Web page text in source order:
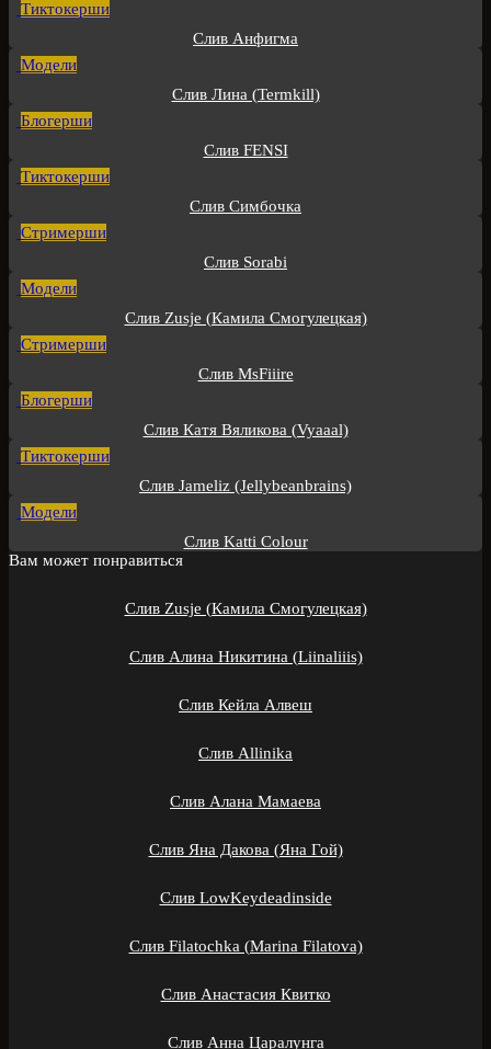
Тиктокерши
Слив Анфигма
Модели
Слив Лина (Termkill)
Блогерши
Слив FENSI
Тиктокерши
Слив Симбочка
Стримерши
Слив Sorabi
Модели
Слив Zusje (Камила Смогулецкая)
Стримерши
Слив MsFiiire
Блогерши
Слив Катя Вяликова (Vyaaal)
Тиктокерши
Слив Jameliz (Jellybeanbrains)
Модели
Слив Katti Colour
Вам может понравиться
Слив Zusje (Камила Смогулецкая)
Слив Алина Никитина (Liinaliiis)
Слив Кейла Алвеш
Слив Allinika
Слив Алана Мамаева
Слив Яна Дакова (Яна Гой)
Слив LowKeydeadinside
Слив Filatochka (Marina Filatova)
Слив Анастасия Квитко
Слив Анна Царалунга